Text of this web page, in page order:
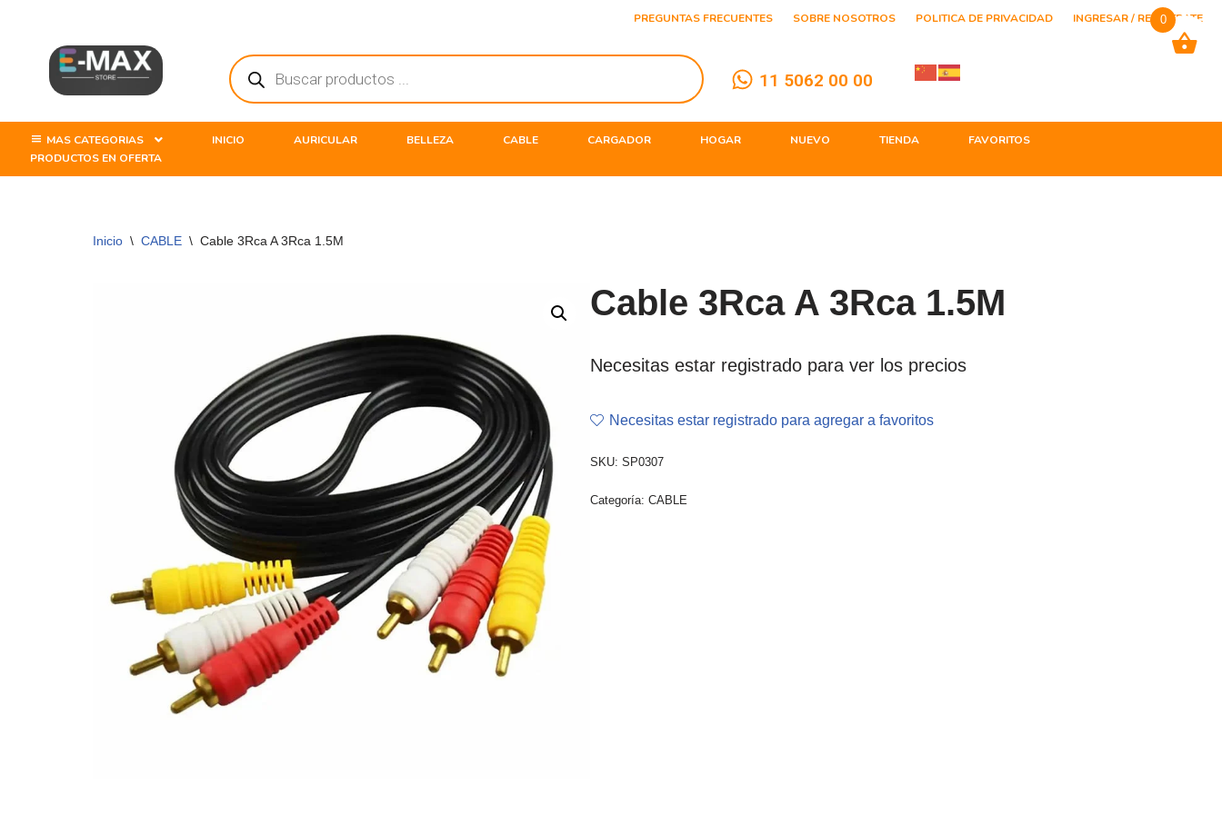
contenido
PREGUNTAS FRECUENTES SOBRE NOSOTROS POLITICA DE PRIVACIDAD INGRESAR / REGISTRATE
11 5062 00 00
MAS CATEGORIAS INICIO AURICULAR BELLEZA CABLE CARGADOR HOGAR NUEVO TIENDA
FAVORITOS
PRODUCTOS EN OFERTA
Inicio \ CABLE \ Cable 3Rca A 3Rca 1.5M
Cable 3Rca A 3Rca 1.5M
Necesitas estar registrado para ver los precios
Necesitas estar registrado para agregar a favoritos
SKU:SP0307
Categoría:CABLE
0